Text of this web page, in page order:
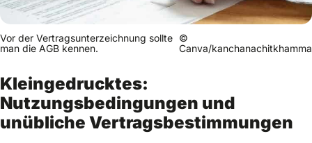
Vor der Vertragsunterzeichnung sollte
man die AGB kennen.
©
Canva/kanchanachitkhamma
Kleingedrucktes:
Nutzungsbedingungen und
unübliche Vertragsbestimmungen